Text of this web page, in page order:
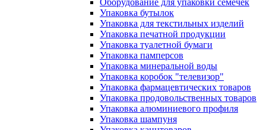
Оборудование для упаковки семечек
Упаковка бутылок
Упаковка для текстильных изделий
Упаковка печатной продукции
Упаковка туалетной бумаги
Упаковка памперсов
Упаковка минеральной воды
Упаковка коробок "телевизор"
Упаковка фармацевтических товаров
Упаковка продовольственных товаров
Упаковка алюминиевого профиля
Упаковка шампуня